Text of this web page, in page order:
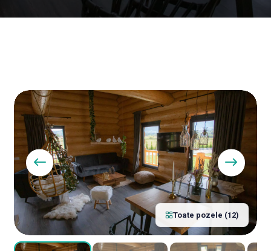
Toate pozele (12)